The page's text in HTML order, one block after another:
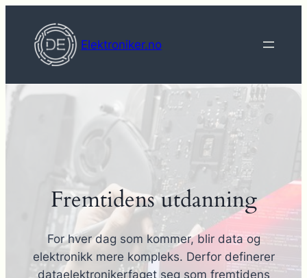
innhold
Elektroniker.no
Fremtidens utdanning
For hver dag som kommer, blir data og
elektronikk mere kompleks. Derfor definerer
dataelektronikerfaget seg som fremtidens